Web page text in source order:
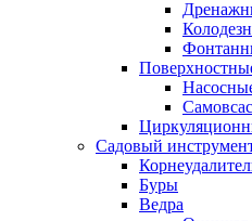
Садовый
Буры
Ведра